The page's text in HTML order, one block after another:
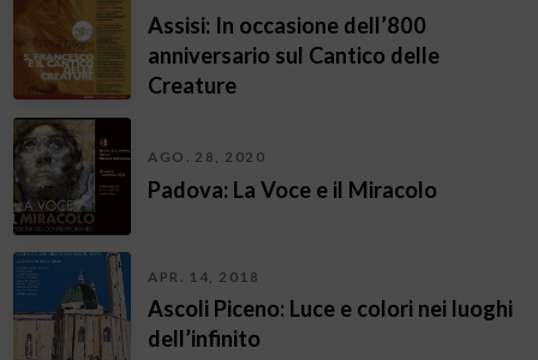
Assisi: In occasione dell’800
anniversario sul Cantico delle
Creature
AGO. 28, 2020
Padova: La Voce e il Miracolo
APR. 14, 2018
Ascoli Piceno: Luce e colori nei luoghi
dell’infinito